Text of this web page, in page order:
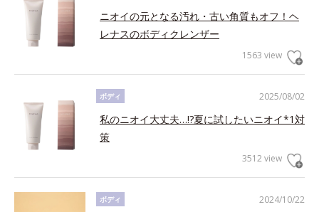
ニオイの元となる汚れ・古い角質もオフ！ヘ
レナスのボディクレンザー
1563 view
2025/08/02
ボディ
私のニオイ大丈夫…!?夏に試したいニオイ*1対
策
3512 view
2024/10/22
ボディ